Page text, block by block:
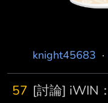
knight45683 ·
57 [討論] iWIN